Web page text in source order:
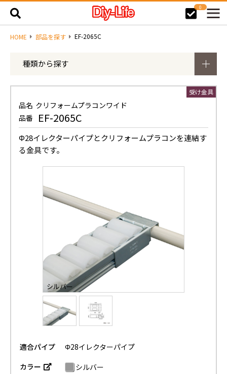
0
HOME 部品を探す EF-2065C
種類から探す
受け金具
品名 クリフォームプラコンワイド
品番
EF-2065C
Φ28イレクターパイプとクリフォームプラコンを連結す
る金具です。
シルバー
適合パイプ
Φ28イレクターパイプ
カラー
シルバー